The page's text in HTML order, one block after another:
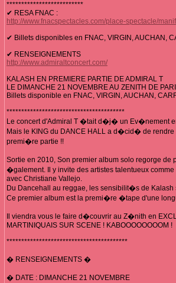
**************************
✔ RESA FNAC :
http://www.fnacspectacles.com/place-spectacle/
✔ Billets disponibles en FNAC, VIRGIN, AUCHAN,
✔ RENSEIGNEMENTS
http://www.admiraltconcert.com/
KALASH EN PREMIERE PARTIE DE ADMIRAL T
LE DIMANCHE 21 NOVEMBRE AU ZENITH DE
Billets disponible en FNAC, VIRGIN, AUCHAN,
****************************************
Le concert d'Admiral T �tait d�j� un Ev�nement
Mais le KING du DANCE HALL a d�cid� de
premi�re partie !!
Sortie en 2010, Son premier album solo regorge
�galement. Il y invite des artistes talentueux
avec Christiane Vallejo.
Du Dancehall au reggae, les sensibilit�s de
Ce premier album est la premi�re �tape d'une
Il viendra vous le faire d�couvrir au Z�nith en
MARTINIQUAIS SUR SCENE ! KABOOOOOOOOM !
*****************************************
� RENSEIGNEMENTS �
� DATE : DIMANCHE 21 NOVEMBRE